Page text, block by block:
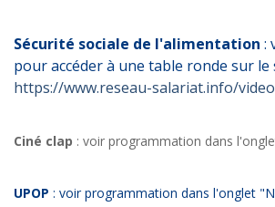
Sécurité sociale de l'alimentation :
pour accéder à une table ronde sur le
https://www.reseau-salariat.info/
Ciné clap : voir programmation dans
UPOP : voir programmation dans l'onglet